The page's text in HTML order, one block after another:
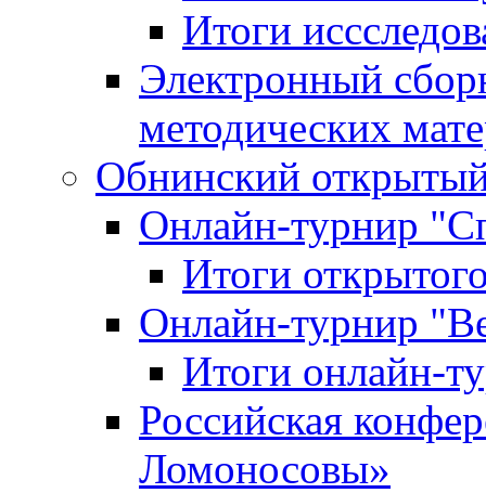
Итоги
Электронный
методических
Обнинский
Онлайн-турнир
Итоги
Онлайн-турнир
Итоги онлайн-
Российская
Ломоносовы»